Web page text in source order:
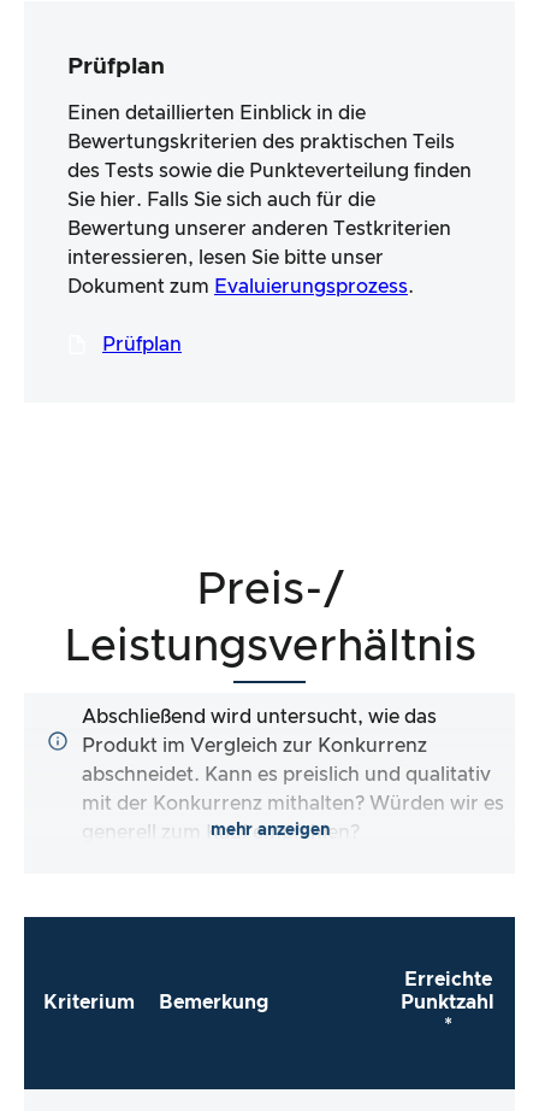
Prüfplan
Einen detaillierten Einblick in die
Bewertungskriterien des praktischen Teils
des Tests sowie die Punkteverteilung finden
Sie hier. Falls Sie sich auch für die
Bewertung unserer anderen Testkriterien
interessieren, lesen Sie bitte unser
Dokument zum Evaluierungsprozess.
Prüfplan
Preis-/
Leistungsverhältnis
Abschließend wird untersucht, wie das
Produkt im Vergleich zur Konkurrenz
abschneidet. Kann es preislich und qualitativ
mit der Konkurrenz mithalten? Würden wir es
generell zum Kauf empfehlen?
mehr anzeigen
Kriterium Bemerkung
Erreichte
Punktzahl
*